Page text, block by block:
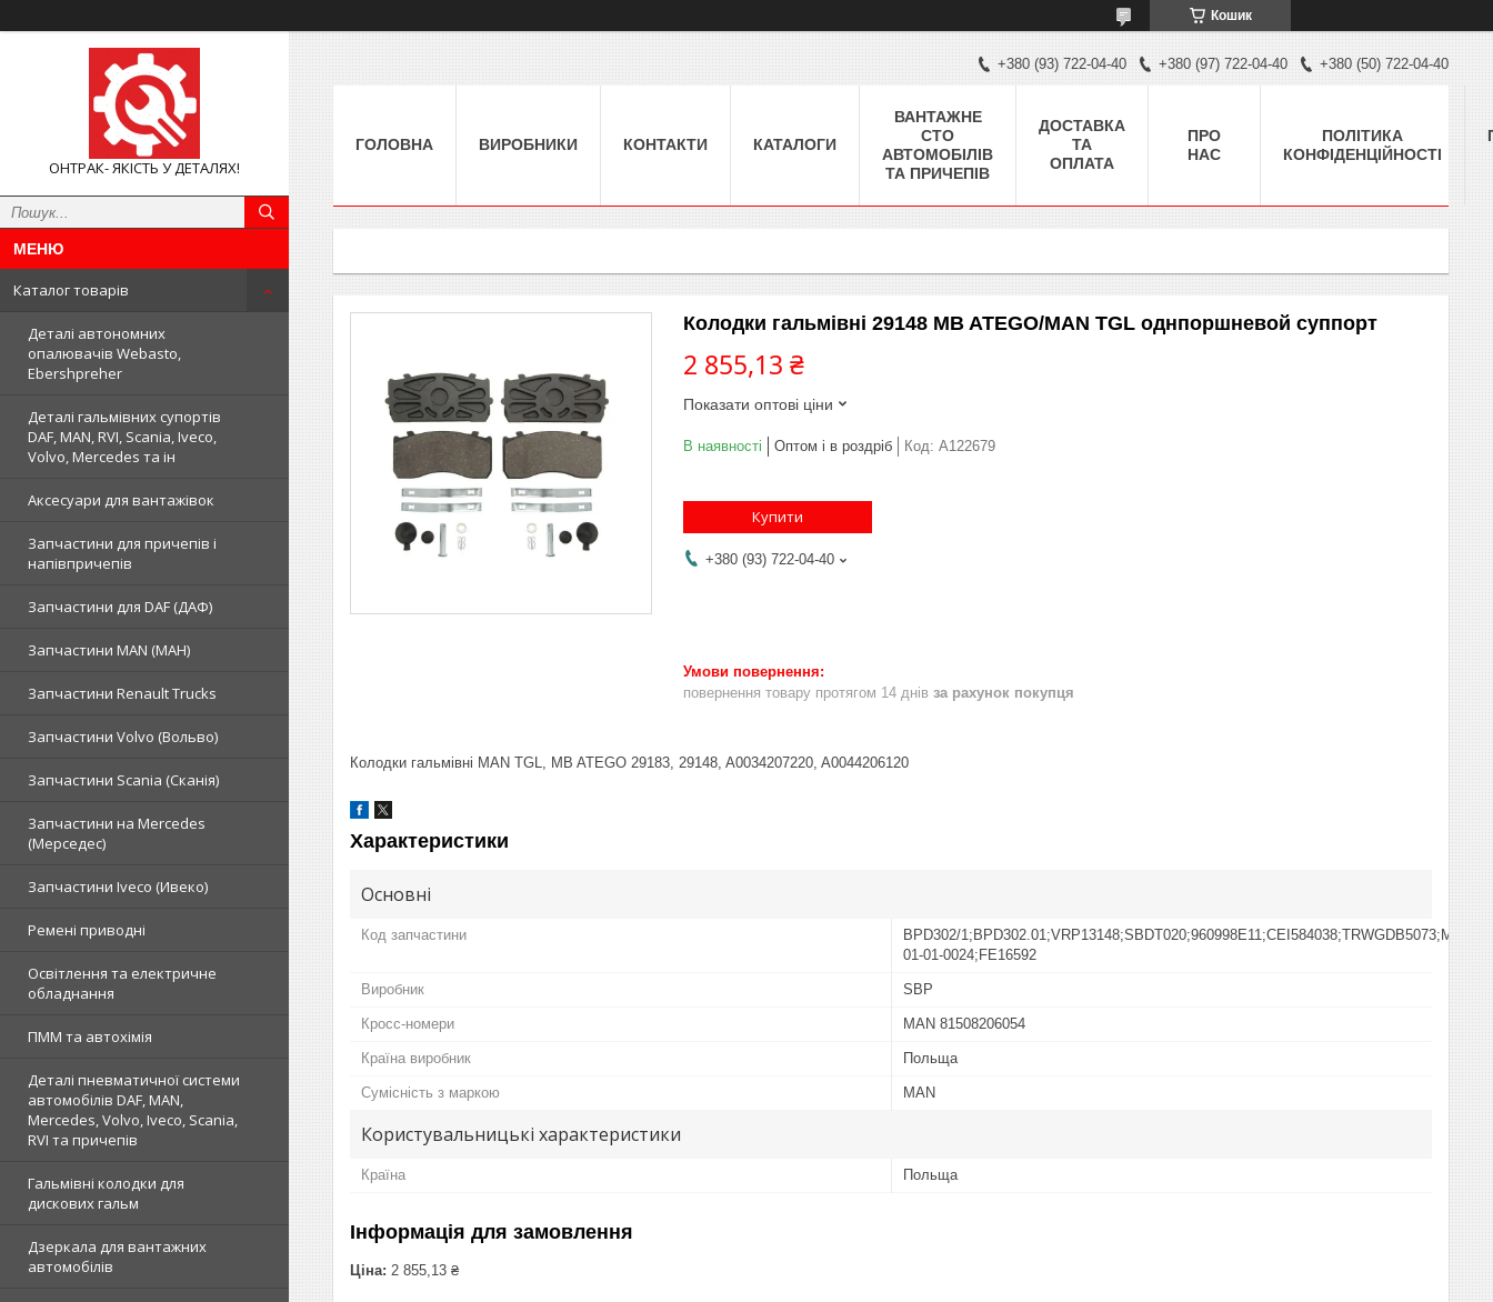
Кошик
ОНТРАК- ЯКІСТЬ У ДЕТАЛЯХ!
Каталог товарів
Деталі автономних
опалювачів Webasto,
Ebershpreher
Деталі гальмівних супортів
DAF, MAN, RVI, Scania, Iveco,
Volvo, Mercedes та ін
Аксесуари для вантажівок
Запчастини для причепів і
напівпричепів
Запчастини для DAF (ДАФ)
Запчастини MAN (МАН)
Запчастини Renault Trucks
Запчастини Volvo (Вольво)
Запчастини Scania (Сканія)
Запчастини на Mercedes
(Мерседес)
Запчастини Iveco (Ивеко)
Ремені приводні
Освітлення та електричне
обладнання
ПММ та автохімія
Деталі пневматичної системи
автомобілів DAF, MAN,
Mercedes, Volvo, Iveco, Scania,
RVI та причепів
Гальмівні колодки для
дискових гальм
Дзеркала для вантажних
автомобілів
+380 (93) 722-04-40 +380 (97) 722-04-40 +380 (50) 722-04-40
ГОЛОВНА ВИРОБНИКИ КОНТАКТИ КАТАЛОГИ
ВАНТАЖНЕ
СТО
АВТОМОБІЛІВ
ТА ПРИЧЕПІВ
ДОСТАВКА
ТА
ОПЛАТА
ПРО
НАС
ПОЛІТИКА
КОНФІДЕНЦІЙНОСТІ
Колодки гальмівні 29148 MB ATEGO/MAN TGL однпоршневой суппорт
2 855,13 ₴
Показати оптові ціни
В наявності Оптом і в роздріб Код: A122679
Купити
+380 (93) 722-04-40
повернення товару протягом 14 днів за рахунок покупця
Колодки гальмівні MAN TGL, MB ATEGO 29183, 29148, A0034207220, A0044206120
Характеристики
Основні
Код запчастини
BPD302/
01-01-0024;FE16592
Виробник SBP
Кросс-номери MAN 81508206054
Країна виробник Польща
Сумісність з маркою MAN
Користувальницькі характеристики
Країна Польща
Інформація для замовлення
Ціна: 2 855,13 ₴